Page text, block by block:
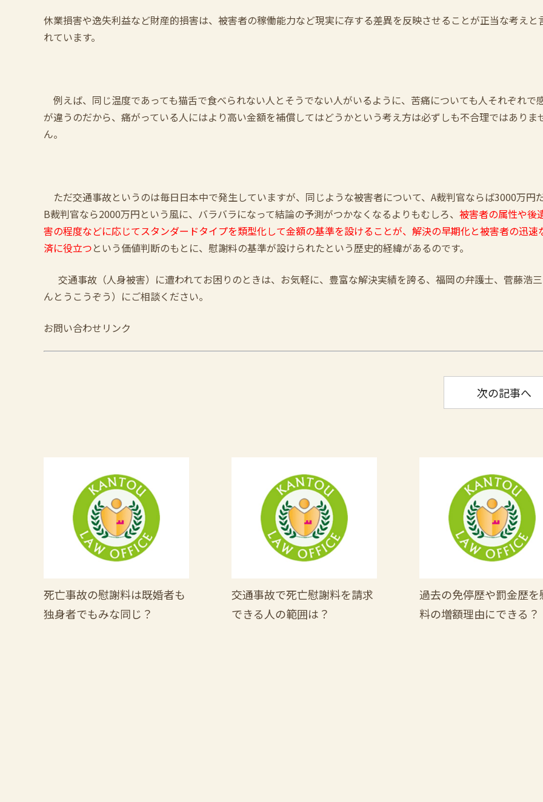
休業損害や逸失利益など財産的損害は、被害者の稼働能力など現実に存する差異を反映させることが正当な考えと
れています。
例えば、同じ温度であっても猫舌で食べられない人とそうでない人がいるように、苦痛についても人それぞれで
が違うのだから、痛がっている人にはより高い金額を補償してはどうかという考え方は必ずしも不合理ではありま
ん。
ただ交通事故というのは毎日日本中で発生していますが、同じような被害者について、A裁判官ならば3000万円
B裁判官なら2000万円という風に、バラバラになって結論の予測がつかなくなるよりもむしろ、 被害者の属性や後
害の程度などに応じてスタンダードタイプを類型化して金額の基準を設けることが、解決の早期化と被害者の迅速
済に役立つという価値判断のもとに、慰謝料の基準が設けられたという歴史的経緯があるのです。
交通事故（人身被害）に遭われてお困りのときは、お気軽に、豊富な解決実績を誇る、福岡の弁護士、菅藤浩
んとうこうぞう）にご相談ください。
お問い合わせリンク
次の記事へ
死亡事故の慰謝料は既婚者も
独身者でもみな同じ？
交通事故で死亡慰謝料を請求
できる人の範囲は？
過去の免停歴や罰金歴を
料の増額理由にできる？